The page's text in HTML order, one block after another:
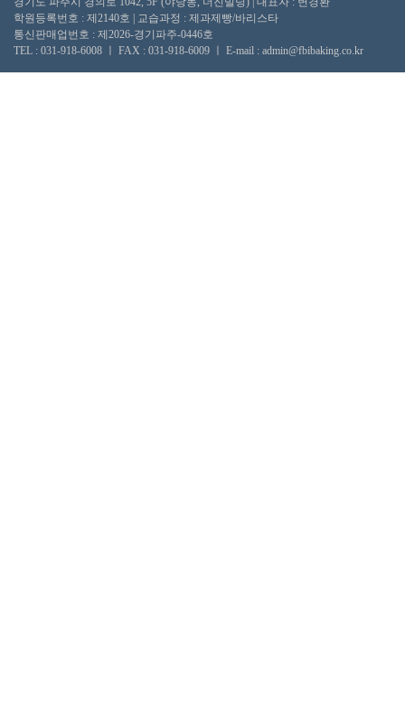
학원등록번호 : 제2140호 | 교습과정 : 제과제빵/바리스타
통신판매업번호 : 제2026-경기파주-0446호
TEL : 031-918-6008 ㅣ FAX : 031-918-6009 ㅣ E-mail : admin@fbibaking.co.kr